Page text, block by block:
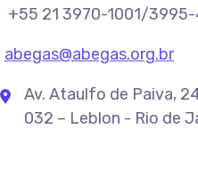
+55 21 3970-1001/
abegas@abegas.org.br
Av. Ataulfo de Paiva,
032 – Leblon - Rio de